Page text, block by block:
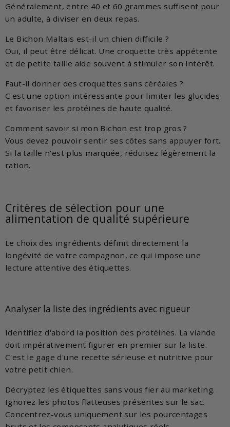
Généralement, entre 40 et 60 grammes suffisent pour
un adulte, à diviser en deux repas.
Le Bichon Maltais est-il un chien difficile ?
Oui, il peut être délicat. Une croquette très appétente
et de petite taille aide souvent à stimuler son intérêt.
Faut-il donner des croquettes sans céréales ?
C'est une option intéressante pour limiter les glucides
et favoriser les protéines de haute qualité.
Comment savoir si mon Bichon est trop gros ?
Vous devez pouvoir sentir ses côtes sans appuyer fort.
Si la taille n'est plus marquée, réduisez légèrement la
ration.
Critères de sélection pour une
alimentation de qualité supérieure
Le choix des ingrédients définit directement la
longévité de votre compagnon, ce qui impose une
lecture attentive des étiquettes.
Analyser la liste des ingrédients avec rigueur
Identifiez d'abord la position des protéines. La viande
doit impérativement figurer en premier sur la liste.
C'est le gage d'une recette sérieuse et nutritive pour
votre petit chien.
Décryptez les étiquettes sans vous fier au marketing.
Ignorez les photos flatteuses présentes sur le sac.
Concentrez-vous uniquement sur les pourcentages